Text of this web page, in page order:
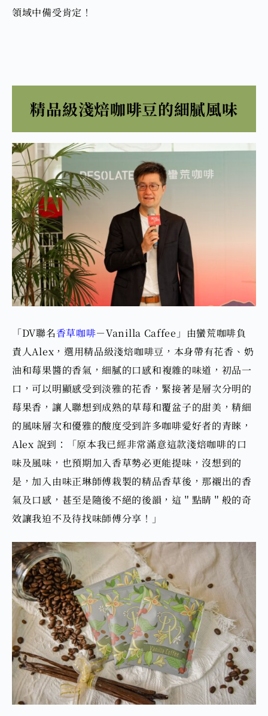
領域中備受肯定！
精品級淺焙咖啡豆的細膩風味
「DV聯名香草咖啡－Vanilla Caffee」 由蠻荒咖啡負
責人Alex，選用精品級淺焙咖啡豆 ，本身帶有花香、奶
油和莓果醬的香氣，細膩的口感和複雜的味道，初品一
口，可以明顯感受到淡雅的花香，緊接著是層次分明的
莓果香，讓人聯想到成熟的草莓和覆盆子的甜美，精細
的風味層次和優雅的酸度受到許多咖啡愛好者的青睞，
Alex 說到：「原本我已經非常滿意這款淺焙咖啡的口
味及風味，也預期加入香草勢必更能提味，沒想到的
是，加入由味正琳師傅栽製的精品香草後，那襯出的香
氣及口感，甚至是隨後不絕的後韻，這＂點睛＂般的奇
效讓我迫不及待找味師傅分享！」